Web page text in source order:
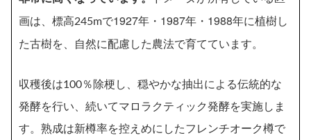
画は、標高245mで1927年・1987年・1988年に植樹し
た古樹を、
自然に配慮した農法で育てています。
収穫後は100％除梗し、穏やかな抽出による伝統的な
発酵を行い、続いてマロラクティック発酵を実施しま
す。熟成は新樽率を控えめにしたフレンチオーク樽で